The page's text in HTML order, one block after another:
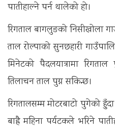
पातीहाल्ने पर्न थालेको हो।
रिगताल बागलुङको निसीखोला
ताल रोल्पाको सुनछहारी
मिनेटको पैदलयात्रामा
तिलाचन ताल पुग्न सकिन्छ।
रिगतालसम्म मोटरबाटो पुगेको
बाह्रै महिना पर्यटकले भरिने